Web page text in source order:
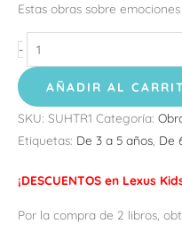
Estas obras sobre
-
AÑADIR AL
SKU: SUHTR1 Categoría:
Etiquetas: De 3 a 5 años, De
¡DESCUENTOS en Lexus
Por la compra de 2 libros,